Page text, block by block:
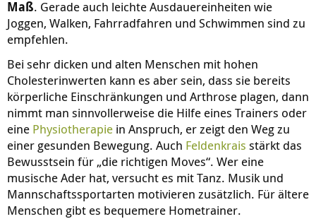
Maß. Gerade auch leichte Ausdauereinheiten wie
Joggen, Walken, Fahrradfahren und Schwimmen sind zu
empfehlen.
Bei sehr dicken und alten Menschen mit hohen
Cholesterinwerten kann es aber sein, dass sie bereits
körperliche Einschränkungen und Arthrose plagen, dann
nimmt man sinnvollerweise die Hilfe eines Trainers oder
eine Physiotherapie in Anspruch, er zeigt den Weg zu
einer gesunden Bewegung. Auch Feldenkrais stärkt das
Bewusstsein für „die richtigen Moves“. Wer eine
musische Ader hat, versucht es mit Tanz. Musik und
Mannschaftssportarten motivieren zusätzlich. Für ältere
Menschen gibt es bequemere Hometrainer.